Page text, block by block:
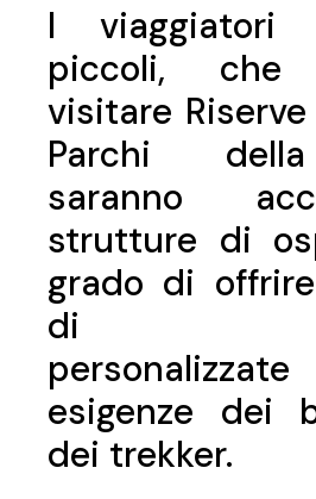
I viaggiatori
piccoli, che
visitare
Parchi
saranno
strutture di
grado di
di
esigenze dei
dei trekker.